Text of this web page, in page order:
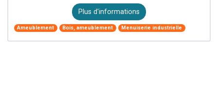
Plus d'informations
Ameublement Bois, ameublement Menuiserie industrielle